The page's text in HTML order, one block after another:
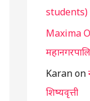
students)
Maxima
Karanon
शिष्यवृत्ती